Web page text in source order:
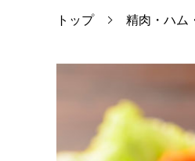
トップ 精肉・ハム